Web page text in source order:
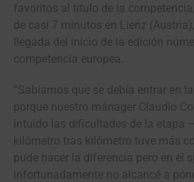
favoritos al título de la
de casi 7 minutos en Lienz
llegada del inicio de la edición
competencia europea.
“Sabíamos que se debía entrar en
porque nuestro mánager Claudio
intuido las dificultades de la etapa
kilómetro tras kilómetro tuve más
pude hacer la diferencia pero en el
infortunadamente no alcancé a